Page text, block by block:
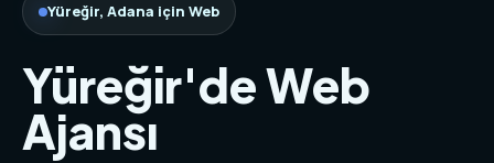
Yüreğir, Adana için Web
Yüreğir'de Web
Ajansı